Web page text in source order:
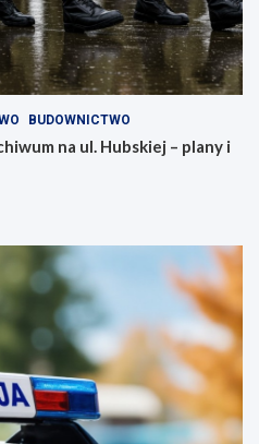
BUDOWNICTWO
na ul. Hubskiej – plany i